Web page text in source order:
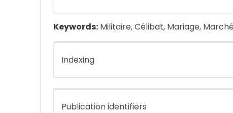
Keywords: Militaire, Célibat, Mariage,
Indexing
Publication identifiers